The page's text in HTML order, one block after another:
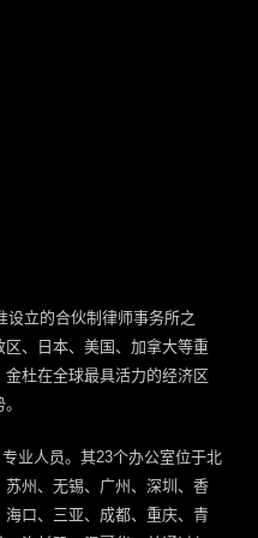
设立的合伙制律师事务所之
、日本、美国、加拿大等重
杜在全球最具活力的经济区
专业人员。其23个办公室位于北
州、无锡、广州、深圳、香
口、三亚、成都、重庆、青